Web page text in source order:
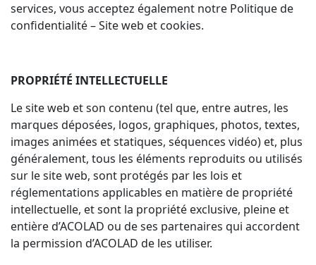
services, vous acceptez également notre Politique de
confidentialité – Site web et cookies.
PROPRIÉTÉ INTELLECTUELLE
Le site web et son contenu (tel que, entre autres, les
marques déposées, logos, graphiques, photos, textes,
images animées et statiques, séquences vidéo) et, plus
généralement, tous les éléments reproduits ou utilisés
sur le site web, sont protégés par les lois et
réglementations applicables en matière de propriété
intellectuelle, et sont la propriété exclusive, pleine et
entière d’ACOLAD ou de ses partenaires qui accordent
la permission d’ACOLAD de les utiliser.